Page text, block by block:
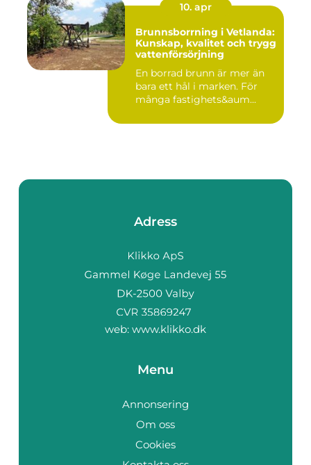
10. apr
Brunnsborrning i Vetlanda:
Kunskap, kvalitet och trygg
vattenförsörjning
En borrad brunn är mer än
bara ett hål i marken. För
många fastighets&aum...
Adress
web: www.klikko.dk
Menu
Annonsering
Om oss
Cookies